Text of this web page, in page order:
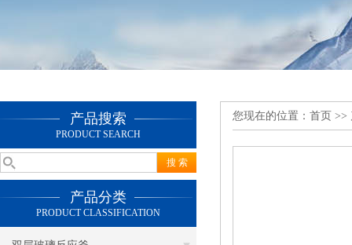
产品搜索
PRODUCT SEARCH
产品分类
PRODUCT CLASSIFICATION
您现在的位置： 首页 >>